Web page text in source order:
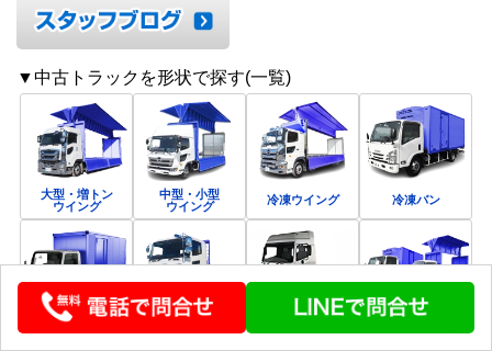
▼中古トラックを形状で探す(一覧)
大型・増トン
ウイング
中型・小型
ウイング
冷凍ウイング 冷凍バン
バン